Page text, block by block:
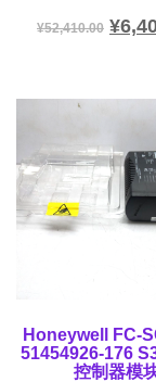
¥52,410.00 ¥
Honeywell FC-
51454926-176
控制器模